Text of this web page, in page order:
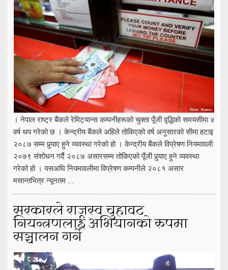
। नेपाल राष्ट्र बैंकले रेमिट्यान्स कम्पनीहरूको चुक्ता पूँजी वृद्धिको समयसीमा ४
वर्ष थप गरेको छ । केन्द्रीय बैंकले अहिले तोकिएको वर्ष अनुसारको सीमा हटाइ
२०८७ सम्म पुर्‍याए हुने व्यवस्था गरेको हो । केन्द्रीय बैंकले विप्रेषण नियमावली
२०७९ संशोधन गर्दै २०८७ असारसम्म तोकिएको पूँजी पुर्‍याए हुने व्यवस्था
गरेको हो । यसअघि नियमावलीमा विप्रेषण कम्पनीले २०८१ असार
मसान्तभित्र न्यूनतम ...
सरकारले राजस्व चुहावट
नियन्त्रणलाई अभियानको रुपमा
सञ्चालन गर्ने